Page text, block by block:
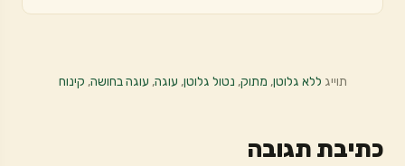
תוייג ללא גלוטן, מתוק, נטול גלוטן, עוגה, עוגה בחושה, קינוח
כתיבת תגובה